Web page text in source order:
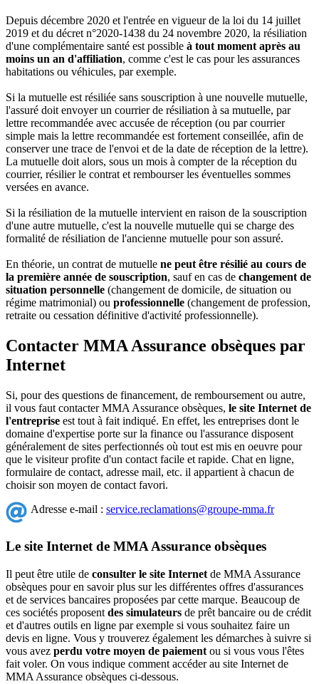
Depuis décembre 2020 et l'entrée en vigueur de la loi du 14 juillet
2019 et du décret n°2020-1438 du 24 novembre 2020, la résiliation
d'une complémentaire santé est possible à tout moment après au
moins un an d'affiliation, comme c'est le cas pour les assurances
habitations ou véhicules, par exemple.
Si la mutuelle est résiliée sans souscription à une nouvelle mutuelle,
l'assuré doit envoyer un courrier de résiliation à sa mutuelle, par
lettre recommandée avec accusée de réception (ou par courrier
simple mais la lettre recommandée est fortement conseillée, afin de
conserver une trace de l'envoi et de la date de réception de la lettre).
La mutuelle doit alors, sous un mois à compter de la réception du
courrier, résilier le contrat et rembourser les éventuelles sommes
versées en avance.
Si la résiliation de la mutuelle intervient en raison de la souscription
d'une autre mutuelle, c'est la nouvelle mutuelle qui se charge des
formalité de résiliation de l'ancienne mutuelle pour son assuré.
En théorie, un contrat de mutuelle ne peut être résilié au cours de
la première année de souscription, sauf en cas de changement de
situation personnelle (changement de domicile, de situation ou
régime matrimonial) ou professionnelle (changement de profession,
retraite ou cessation définitive d'activité professionnelle).
Contacter MMA Assurance obsèques par
Internet
Si, pour des questions de financement, de remboursement ou autre,
il vous faut contacter MMA Assurance obsèques, le site Internet de
l'entreprise est tout à fait indiqué. En effet, les entreprises dont le
domaine d'expertise porte sur la finance ou l'assurance disposent
généralement de sites perfectionnés où tout est mis en oeuvre pour
que le visiteur profite d'un contact facile et rapide. Chat en ligne,
formulaire de contact, adresse mail, etc. il appartient à chacun de
choisir son moyen de contact favori.
Adresse e-mail : service.reclamations@groupe-mma.fr
Le site Internet de MMA Assurance obsèques
Il peut être utile de consulter le site Internet de MMA Assurance
obsèques pour en savoir plus sur les différentes offres d'assurances
et de services bancaires proposées par cette marque. Beaucoup de
ces sociétés proposent des simulateurs de prêt bancaire ou de crédit
et d'autres outils en ligne par exemple si vous souhaitez faire un
devis en ligne. Vous y trouverez également les démarches à suivre si
vous avez perdu votre moyen de paiement ou si vous vous l'êtes
fait voler. On vous indique comment accéder au site Internet de
MMA Assurance obsèques ci-dessous.